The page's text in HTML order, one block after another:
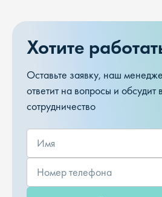
Хотите
Оставьте заявку, наш
ответит на вопросы и
сотрудничество